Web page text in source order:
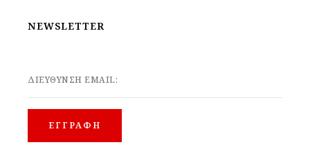
NEWSLETTER
ΔΙΕΥΘΥΝΣΗ EMAIL: